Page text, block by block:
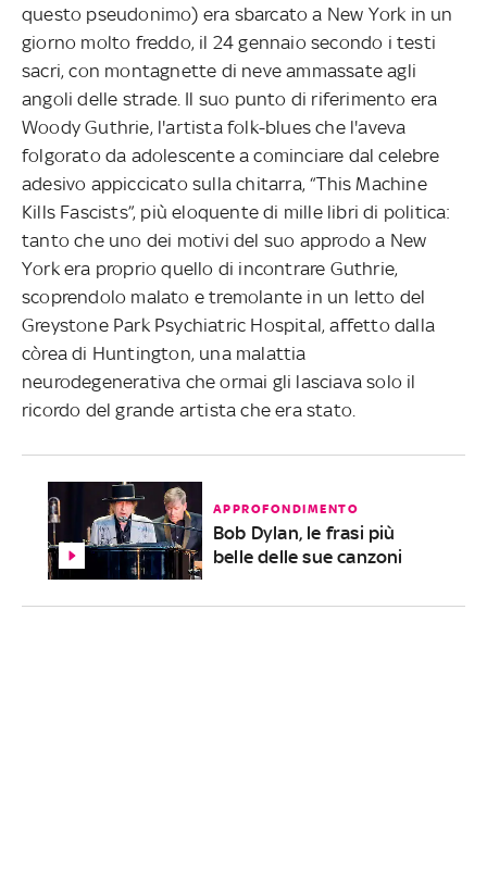
questo pseudonimo) era sbarcato a New York in un
giorno molto freddo, il 24 gennaio secondo i testi
sacri, con montagnette di neve ammassate agli
angoli delle strade. Il suo punto di riferimento era
Woody Guthrie, l'artista folk-blues che l'aveva
folgorato da adolescente a cominciare dal celebre
adesivo appiccicato sulla chitarra, “This Machine
Kills Fascists”, più eloquente di mille libri di politica:
tanto che uno dei motivi del suo approdo a New
York era proprio quello di incontrare Guthrie,
scoprendolo malato e tremolante in un letto del
Greystone Park Psychiatric Hospital, affetto dalla
còrea di Huntington, una malattia
neurodegenerativa che ormai gli lasciava solo il
ricordo del grande artista che era stato.
APPROFONDIMENTO
Bob Dylan, le frasi più
belle delle sue canzoni